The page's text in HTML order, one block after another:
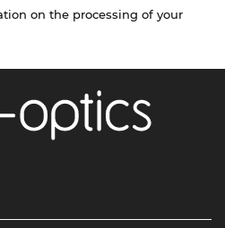
on the processing of your